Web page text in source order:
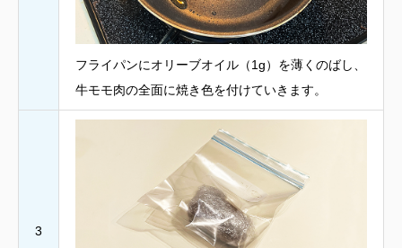
フライパンにオリーブオイル（1g）を薄くのばし、
牛モモ肉の全面に焼き色を付けていきます。
3